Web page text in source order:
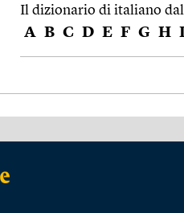
Il dizionario di italiano
A B C D E F G H